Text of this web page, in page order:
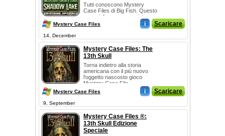
Tutti conoscono Mystery
Case Files di Big Fish. Questo
meraviglioso e conosciuto
franchise sta pe...
Mystery Case Files i Scaricare
14, December
Mystery Case Files: The
13th Skull
Torna indietro alla storia
americana con il più nuovo
l'oggetto nascosto gioco
Mystery Case File...
Mystery Case Files i Scaricare
9, September
Mystery Case Files ®:
13th Skull Edizione
Speciale